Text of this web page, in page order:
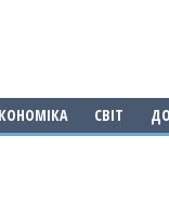
СВІТ